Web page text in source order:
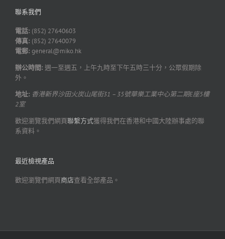
聯系我們
電話: (852) 27640603
傳真: (852) 27640079
電郵: general@miko.hk
辦公時間: 週一至週五，上午九時至下午五時三十分，公眾假期除
外。
地址: 香港新界沙田火炭山尾街31 – 35號華樂工業中心第二期E座5樓
2室
歡迎瀏覽我們網頁聯繫方式獲得我們在香港和中國大陸辦事處的聯
系資料。
最近檢視產品
歡迎瀏覽們網頁商店查看全部產品。